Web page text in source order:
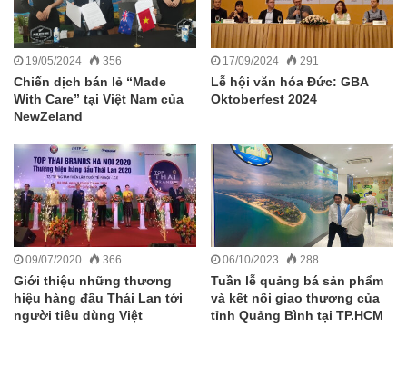
19/05/2024 356
Chiến dịch bán lẻ “Made
With Care” tại Việt Nam của
NewZeland
17/09/2024 291
Lễ hội văn hóa Đức: GBA
Oktoberfest 2024
09/07/2020 366
Giới thiệu những thương
hiệu hàng đầu Thái Lan tới
người tiêu dùng Việt
06/10/2023 288
Tuần lễ quảng bá sản phẩm
và kết nối giao thương của
tỉnh Quảng Bình tại TP.HCM